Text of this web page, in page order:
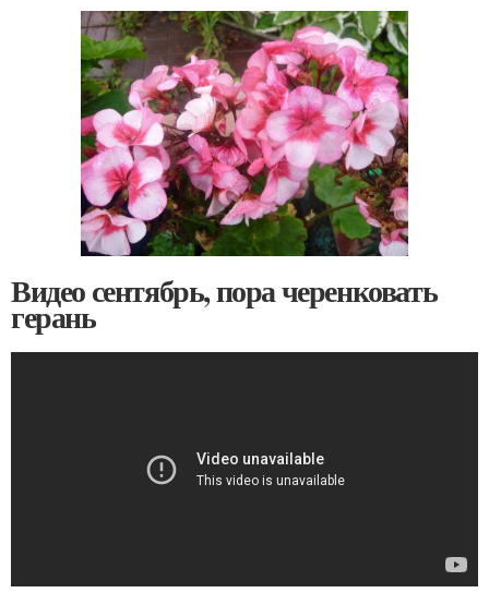
Видео сентябрь, пора черенковать
герань